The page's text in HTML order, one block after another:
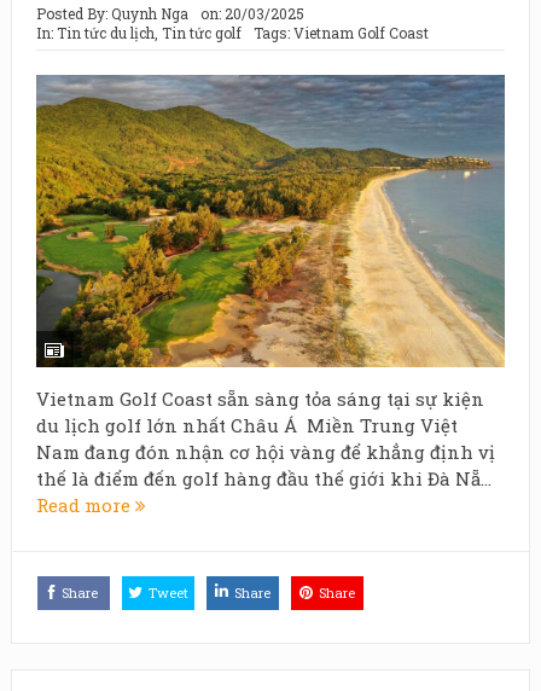
Posted By:Quynh Nga on: 20/03/2025
In:Tin tức du lịch Tin tức golf Tags:Vietnam Golf Coast
Vietnam Golf Coast sẵn sàng tỏa sáng tại sự kiện
du lịch golf lớn nhất Châu Á Miền Trung Việt
Nam đang đón nhận cơ hội vàng để khẳng định vị
thế là điểm đến golf hàng đầu thế giới khi Đà Nẵ...
Read more
Share Tweet Share Share